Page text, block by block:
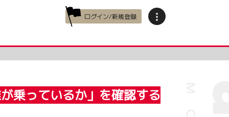
ログイン/新規登録
乗っているか」を確認する